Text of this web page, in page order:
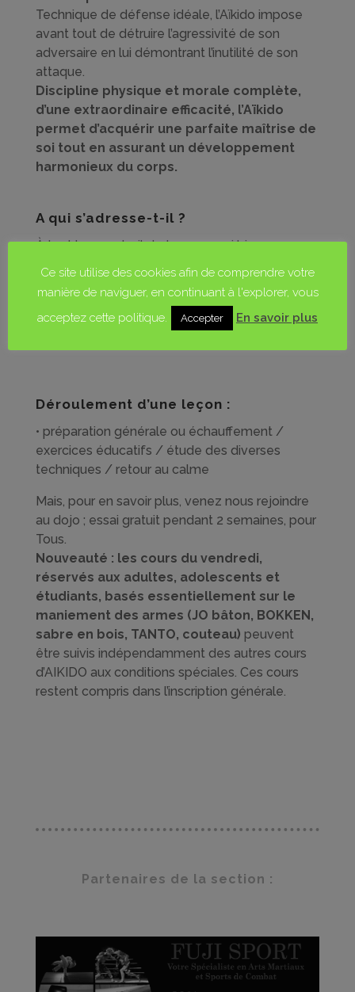
Technique de défense idéale, l’Aïkido impose
avant tout de détruire l’agressivité de son
adversaire en lui démontrant l’inutilité de son
attaque.
Discipline physique et morale complète,
d’une extraordinaire efficacité, l’Aïkido
permet d’acquérir une parfaite maîtrise de
soi tout en assurant un développement
harmonieux du corps.
A qui s’adresse-t-il ?
À tout le monde, il s’adresse aussi bien aux
personnes âgées, à condition d’en étudier tous
les principes fondamentaux appelés Ki et
KOKYU et de les appliquer avec « sincérité ».
Déroulement d’une leçon :
• préparation générale ou échauffement /
exercices éducatifs / étude des diverses
techniques / retour au calme
Mais, pour en savoir plus, venez nous rejoindre
au dojo ; essai gratuit pendant 2 semaines, pour
Tous.
Nouveauté : les cours du vendredi,
réservés aux adultes, adolescents et
étudiants, basés essentiellement sur le
maniement des armes (JO bâton, BOKKEN,
sabre en bois, TANTO, couteau) peuvent
être suivis indépendamment des autres cours
d’AIKIDO aux conditions spéciales. Ces cours
restent compris dans l’inscription générale.
Partenaires de la section :
Ce site utilise des cookies afin de comprendre votre
manière de naviguer, en continuant à l'explorer, vous
acceptez cette politique.
Accepter En savoir plus